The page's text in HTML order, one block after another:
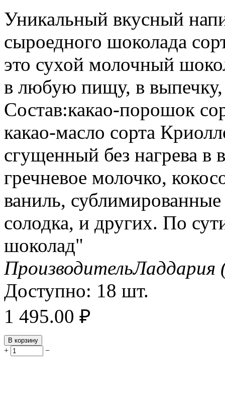
Уникальный вкусный
сыроедного шоколада
это сухой молочный
в любую пищу, в выпечку,
Состав:какао-порошок
какао-масло сорта
сгущенный без нагрева в
гречневое молочко,
ваниль,
солодка, и других. По
шоколад"
ПроизводительЛаддария
Доступно: 18 шт.
1 495.00 ₽
В корзину
+ −